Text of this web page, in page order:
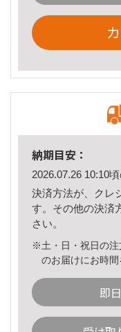
納期目安：
2026.07.26 10:10
決済方法が、クレ
す。その他の決済
さい。
※土・日・祝日の注
のお届けにお時間
即